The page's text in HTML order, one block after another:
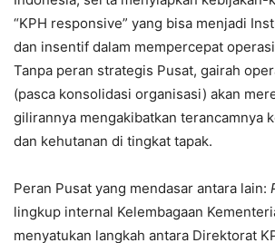
“KPH responsive” yang bisa menjadi
dan insentif dalam mempercepat
Tanpa peran strategis Pusat, gairah
(pasca konsolidasi organisasi) akan
gilirannya mengakibatkan terancamnya
dan kehutanan di tingkat tapak.
Peran Pusat yang mendasar antara lain:
lingkup internal Kelembagaan
menyatukan langkah antara Direktorat